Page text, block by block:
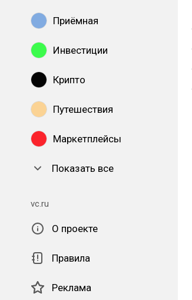
Приёмная
Инвестиции
Крипто
Путешествия
Маркетплейсы
Показать все
vc.ru
О проекте
Правила
Реклама